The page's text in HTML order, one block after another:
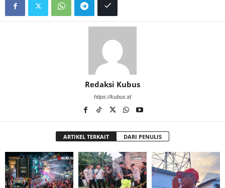
Redaksi Kubus
https://kubus.id
ARTIKEL TERKAIT DARI PENULIS